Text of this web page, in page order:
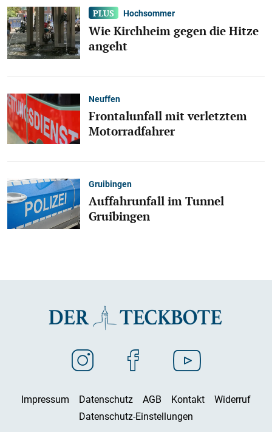
Hochsommer
Wie Kirchheim gegen die Hitze
angeht
Neuffen
Frontalunfall mit verletztem
Motorradfahrer
Gruibingen
Auffahrunfall im Tunnel
Gruibingen
Impressum Datenschutz AGB Kontakt
Widerruf
Datenschutz-Einstellungen